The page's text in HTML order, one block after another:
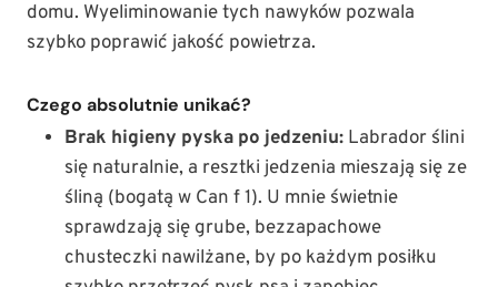
domu. Wyeliminowanie tych nawyków pozwala
szybko poprawić jakość powietrza.
Czego absolutnie unikać?
Brak higieny pyska po jedzeniu: Labrador ślini
się naturalnie, a resztki jedzenia mieszają się ze
śliną (bogatą w Can f 1). U mnie świetnie
sprawdzają się grube, bezzapachowe
chusteczki nawilżane, by po każdym posiłku